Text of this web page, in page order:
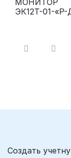
МОНИТОР
ЭК12Т-01-«Р-
Создать